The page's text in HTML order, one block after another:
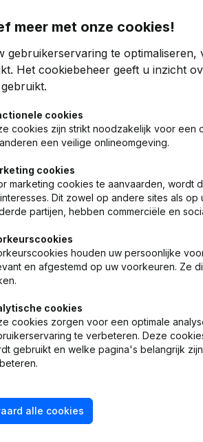
€-3.167 27,57%
Publicatie
Statuten (Vertaling, Coördinatie,
Maatschappelijke Zetel
Maatschappelijke Zetel
Rubriek Oprichting (Nieuwe
meer met onze cookies!
gebruikerservaring te
Het cookiebeheer geeft u inzicht
cookies
cookies zijn strikt noodzakelijk voor een
een veilige onlineomgeving.
cookies
marketing cookies te aanvaarden, wordt
Dit zowel op andere sites als
partijen, hebben commerciële en
houden uw persoonlijke
en afgestemd op uw voorkeuren. Ze
cookies
cookies zorgen voor een optimale
te verbeteren. Deze
gebruikt en welke pagina's belangrijk
alle cookies